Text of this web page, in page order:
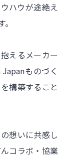
ハウが途絶え
えるメーカー
ものづく
構築すること
想いに共感し
コラボ・協業